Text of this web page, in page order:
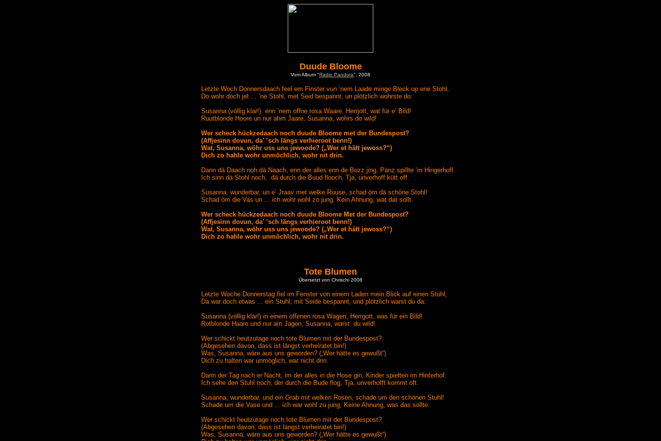
Duude Bloome
Vom Album "Radio Pandora", 2008
Letzte Woch Donnersdaach feel em Finster vun ’nem Laade minge Bleck op ene Stohl,
Do wohr doch jet ... ’ne Stohl, met Seid bespannt, un plötzlich wohrste do:
Susanna (völlig klar!) enn ’nem offne rosa Waare, Herrjott, wat für e’ Bild!
Ruutblonde Hoore un nur ahm Jaare, Susanna, wohrs do wild!
Wer scheck hückzedaach noch duude Bloome met der Bundespost?
(Affjesinn dovun, da’ ’sch längs verhieroot benn!)
Wat, Susanna, wöhr uss uns jewoode? („Wer et hätt jewoss?“)
Dich zo hahle wohr unmöchlich, wohr nit drin.
Dann dä Daach noh dä Naach, enn der alles enn de Bozz jing, Pänz spillte ’m Hingerhoff.
Ich sinn dä Stohl noch, dä durch die Buud flooch, Tja, unverhoff kütt off.
Susanna, wunderbar, un e’ Jraav met welke Ruuse, schad öm dä schöne Stohl!
Schad öm die Vas un ... ich wohr wohl zo jung, Kein Ahnung, wat dat sollt.
Wer scheck hückzedaach noch duude Bloome Met der Bundespost?
(Affjesinn dovun, da’ ’sch längs verhieroot benn!)
Wat, Susanna, wöhr uss uns jewoode? („Wer et hätt jewoss?“)
Dich zo hahle wohr unmöchlich, wohr nit drin.
Tote Blumen
Übersetzt von Chrischi 2008
Letzte Woche Donnerstag fiel im Fenster von einem Laden mein Blick auf einen Stuhl,
Da war doch etwas ... ein Stuhl, mit Seide bespannt, und plötzlich warst du da:
Susanna (völlig klar!) in einem offenen rosa Wagen, Herrgott, was für ein Bild!
Rotblonde Haare und nur am Jagen, Susanna, warst du wild!
Wer schickt heutzutage noch tote Blumen mit der Bundespost?
(Abgesehen davon, dass ist längst verheiratet bin!)
Was, Susanna, wäre aus uns geworden? („Wer hätte es gewußt“)
Dich zu halten war unmöglich, war nicht drin.
Dann der Tag nach er Nacht, im der alles in die Hose gin, Kinder spielten im Hinterhof.
Ich sehe den Stuhl noch, der durch die Bude flog, Tja, unverhofft kommt oft.
Susanna, wunderbar, und ein Grab mit welken Rosen, schade um den schönen Stuhl!
Schade um die Vase und ... ich war wohl zu jung, Keine Ahnung, was das sollte.
Wer schickt heutzutage noch tote Blumen mit der Bundespost?
(Abgesehen davon, dass ist längst verheiratet bin!)
Was, Susanna, wäre aus uns geworden? („Wer hätte es gewußt“)